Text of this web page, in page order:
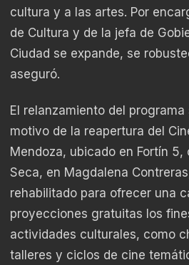
cultura y a las artes. Por
de Cultura y de la jefa de
Ciudad se expande, se
aseguró.
El relanzamiento del
motivo de la reapertura del
Mendoza, ubicado en Fortín 5,
Seca, en Magdalena
rehabilitado para ofrecer una
proyecciones gratuitas los
actividades culturales, como
talleres y ciclos de cine